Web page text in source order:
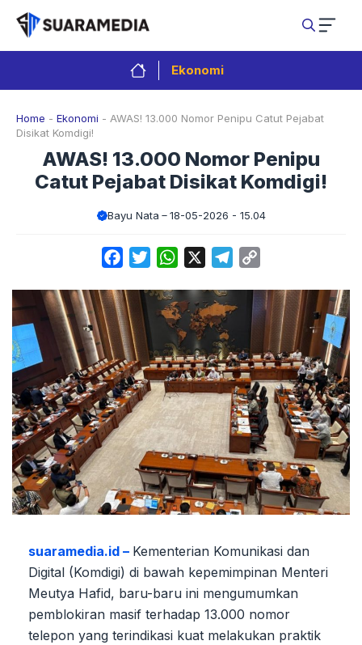
Langsung
isi
Ekonomi
Home - Ekonomi - AWAS! 13.000 Nomor Penipu Catut Pejabat
Disikat Komdigi!
AWAS! 13.000 Nomor Penipu
Catut Pejabat Disikat Komdigi!
Bayu Nata 18-05-2026 - 15.04
FacebookTwitterWhatsApp Telegram
suaramedia.id – Kementerian Komunikasi dan
Digital (Komdigi) di bawah kepemimpinan Menteri
Meutya Hafid, baru-baru ini mengumumkan
pemblokiran masif terhadap 13.000 nomor
telepon yang terindikasi kuat melakukan praktik